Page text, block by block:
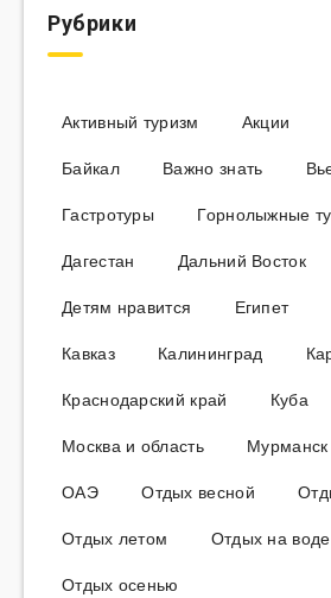
Рубрики
Активный туризм Акции
Байкал
Важно знать
Гастротуры
Горнолыжные
Дагестан
Дальний Восток
Детям нравится
Египет
Кавказ
Калининград
Краснодарский край
Куба
Москва и область
Мурманск
ОАЭ
Отдых весной
Отдых летом
Отдых на воде
Отдых осенью